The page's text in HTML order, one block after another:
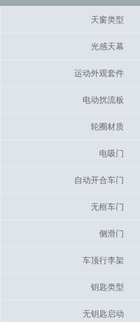
天窗类型
光感天幕
运动外观套件
电动扰流板
轮圈材质
电吸门
自动开合车门
无框车门
侧滑门
车顶行李架
钥匙类型
无钥匙启动
天窗类型
光感天幕
运动外观套件
电动扰流板
轮圈材质
电吸门
自动开合车门
无框车门
侧滑门
车顶行李架
钥匙类型
无钥匙启动